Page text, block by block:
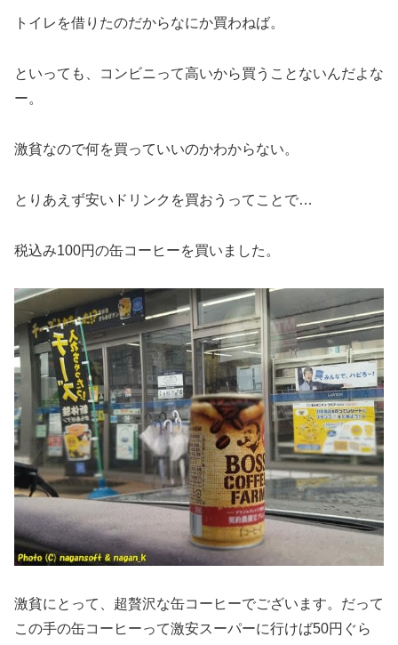
トイレを借りたのだからなにか買わねば。
といっても、コンビニって高いから買うことないんだよな
ー。
激貧なので何を買っていいのかわからない。
とりあえず安いドリンクを買おうってことで…
税込み100円の缶コーヒーを買いました。
激貧にとって、超贅沢な缶コーヒーでございます。だって
この手の缶コーヒーって激安スーパーに行けば50円ぐら